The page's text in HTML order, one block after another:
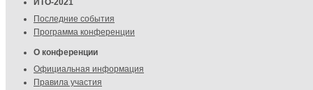
ИТО-2021
Последние события
Программа конференции
О конференции
Официальная информация
Правила участия